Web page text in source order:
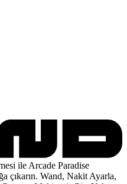
ile Arcade Paradise
çıkarın. Wand, Nakit Ayarla,